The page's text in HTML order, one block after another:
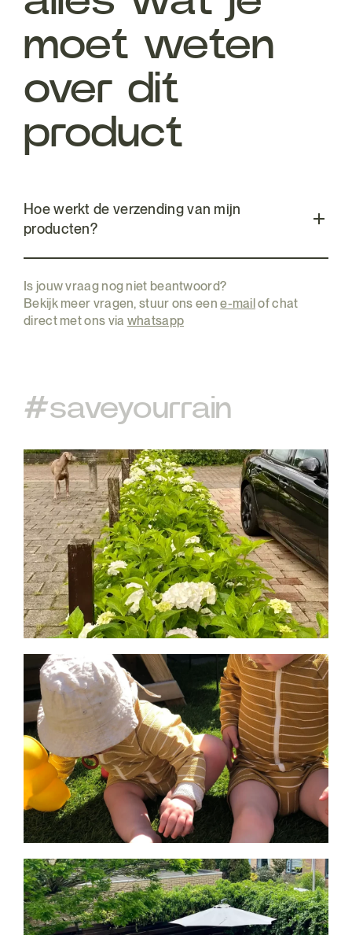
moet weten
over dit
product
Hoe werkt de verzending van mijn
producten?
Is jouw vraag nog niet beantwoord?
Bekijk meer vragen, stuur ons eene-mailof chat
direct met ons via whatsapp
#saveyourrain